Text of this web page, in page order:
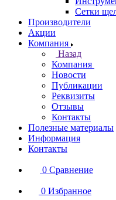
Сетки
Производители
Акции
Компания
Назад
Компания
Новости
Публикации
Реквизиты
Отзывы
Контакты
Полезные материалы
Информация
Контакты
0 Сравнение
0 Избранное